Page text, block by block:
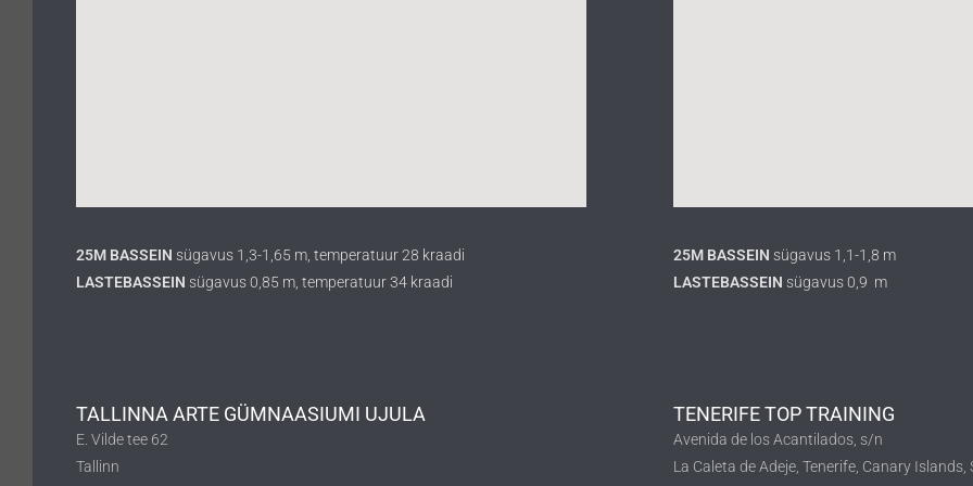
25M BASSEIN sügavus 1,3-1,65 m, temperatuur 28 kraadi
LASTEBASSEIN sügavus 0,85 m, temperatuur 34 kraadi
25M BASSEIN sügavus 1,1-1,8 m
LASTEBASSEIN sügavus 0,9 m
TALLINNA ARTE GÜMNAASIUMI UJULA
E. Vilde tee 62
Tallinn
TENERIFE TOP TRAINING
Avenida de los Acantilados, s/n
La Caleta de Adeje, Tenerife, Canary Islands,